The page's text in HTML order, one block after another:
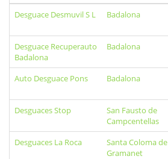
Desguace Desmuvil S L
Badalona
Desguace Recuperauto
Badalona
Badalona
Auto Desguace Pons
Badalona
Desguaces Stop
San Fausto de
Campcentellas
Desguaces La Roca
Santa Coloma de
Gramanet